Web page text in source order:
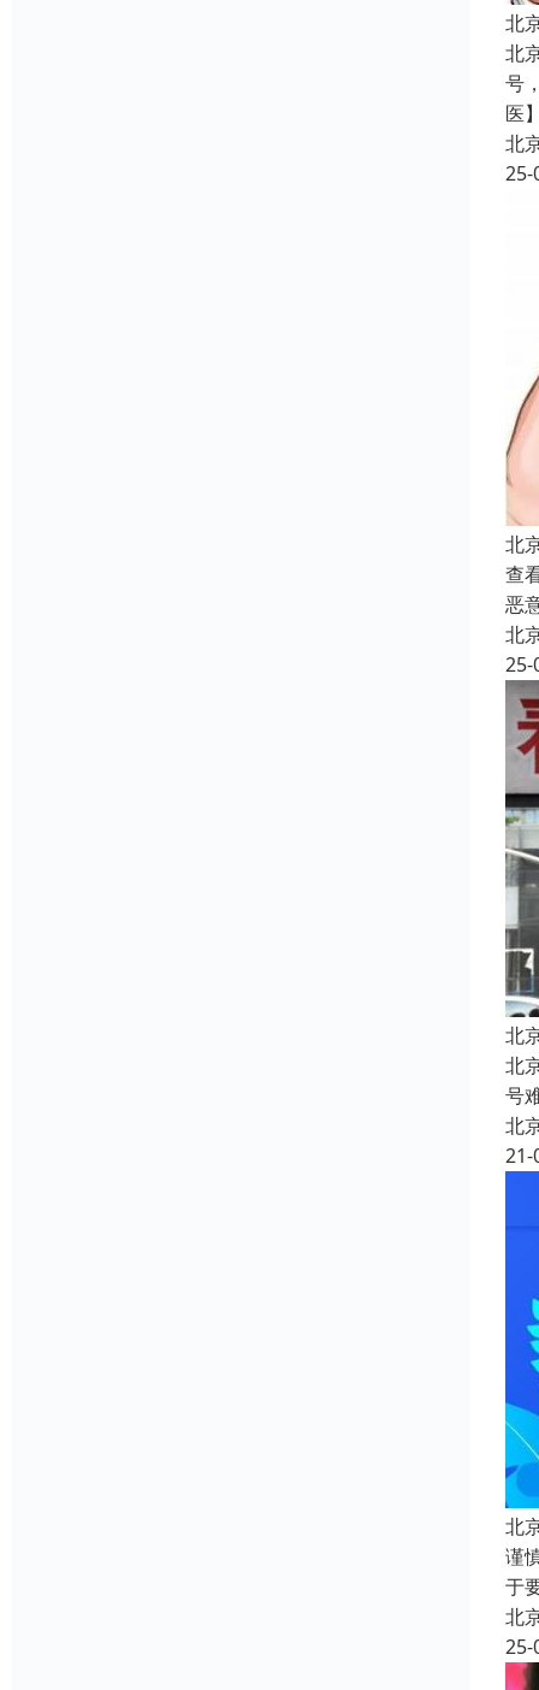
北
北
号
医
北
25-
北
查
恶
北
25-
北
北
号
北
21-
北
谨
于
北
25-